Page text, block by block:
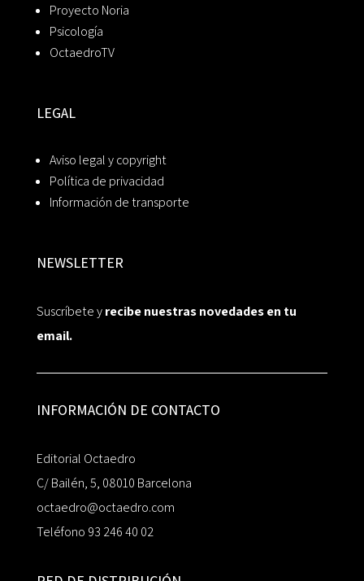
Proyecto Noria
Psicología
OctaedroTV
LEGAL
Aviso legal y copyright
Política de privacidad
Información de transporte
NEWSLETTER
Suscríbete yrecibe nuestras novedades en tu
email.
INFORMACIÓN DE CONTACTO
Editorial Octaedro
C/ Bailén, 5, 08010 Barcelona
octaedro@octaedro.com
Teléfono 93 246 40 02